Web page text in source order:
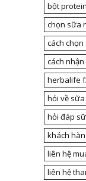
bột
chọn sữa
cách
cách
herbalife
hỏi về
hỏi đáp
khách
liên hệ
liên hệ